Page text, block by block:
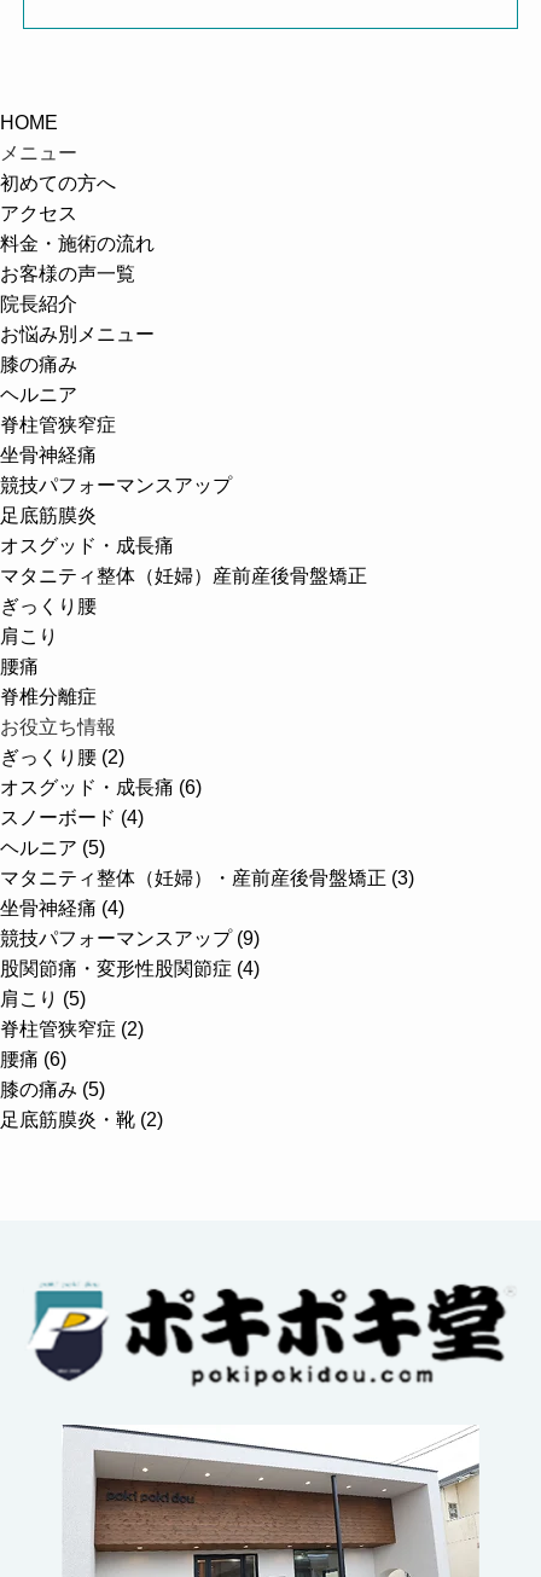
HOME
メニュー
初めての方へ
アクセス
料金・施術の流れ
お客様の声一覧
院長紹介
お悩み別メニュー
膝の痛み
ヘルニア
脊柱管狭窄症
坐骨神経痛
競技パフォーマンスアップ
足底筋膜炎
オスグッド・成長痛
マタニティ整体（妊婦） 産前産後骨盤矯正
ぎっくり腰
肩こり
腰痛
脊椎分離症
お役立ち情報
ぎっくり腰 (2)
オスグッド・成長痛 (6)
スノーボード (4)
ヘルニア (5)
マタニティ整体（妊婦）・産前産後骨盤矯正 (3)
坐骨神経痛 (4)
競技パフォーマンスアップ (9)
股関節痛・変形性股関節症 (4)
肩こり (5)
脊柱管狭窄症 (2)
腰痛 (6)
膝の痛み (5)
足底筋膜炎・靴 (2)